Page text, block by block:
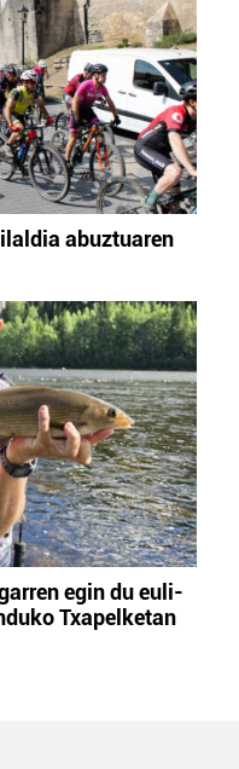
abuztuaren
egin du euli-
Txapelketan